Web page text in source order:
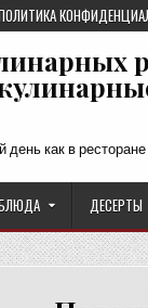
как в ресторане
ДЕСЕРТЫ